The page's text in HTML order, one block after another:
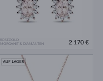
ROSÉGOLD
MORGANIT & DIAMANTEN
2 170 €
AUF LAGER